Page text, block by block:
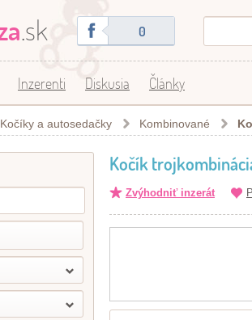
.sk 0
Inzerenti Diskusia Články
Kočíky a autosedačky Kombinované
Kočík
Zvýhodniť inzerát